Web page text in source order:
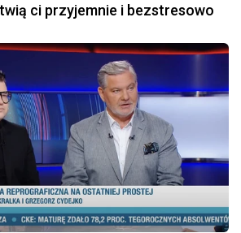
ci przyjemnie i bezstresowo